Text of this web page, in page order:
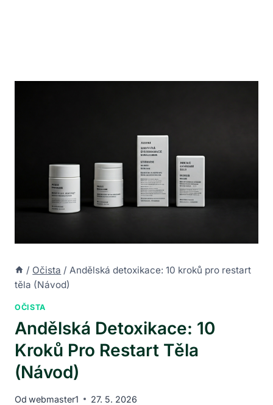
/ Očista / Andělská detoxikace: 10 kroků pro restart
těla (Návod)
OČISTA
Andělská Detoxikace: 10
Kroků Pro Restart Těla
(Návod)
Od webmaster1 27. 5. 2026